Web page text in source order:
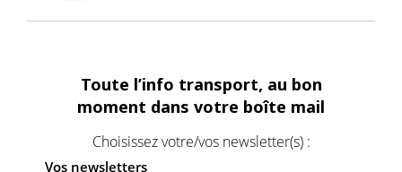
Toute l’info transport, au bon
moment dans votre boîte mail
Choisissez votre/vos newsletter(s) :
Vos newsletters